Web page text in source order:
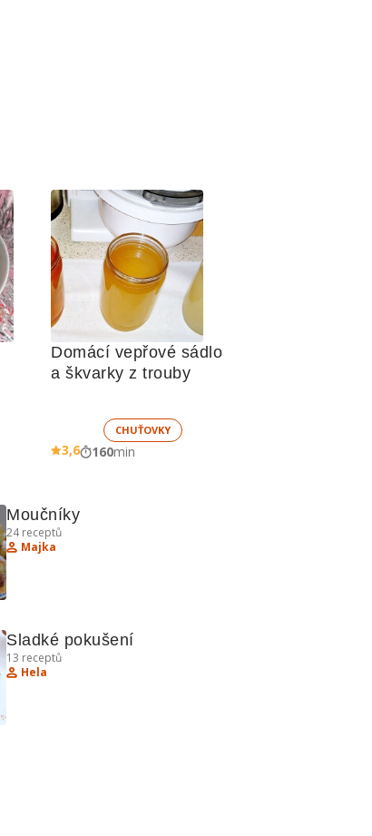
Domácí vepřové sádlo
a škvarky z trouby
CHUŤOVKY
3,6 160min
Moučníky
24receptů
Majka
Sladké pokušení
13 receptů
Hela